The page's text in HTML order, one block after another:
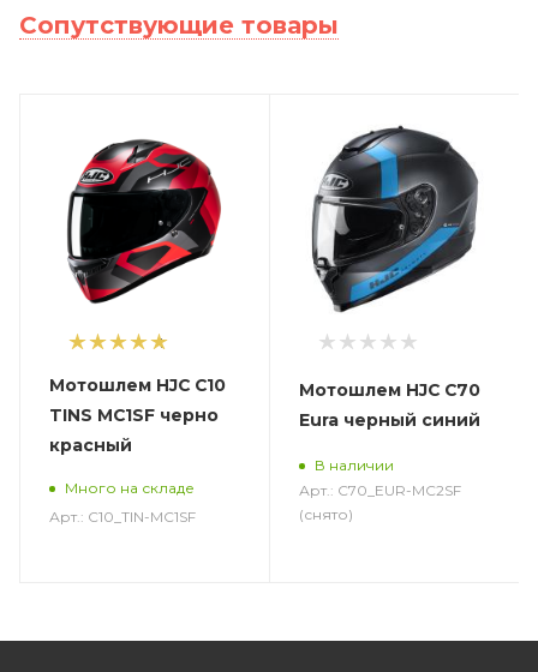
Сопутствующие товары
1
Мотошлем HJC C10
TINS MC1SF черно
красный
Много на складе
Арт.: C10_TIN-MC1SF
Мотошлем HJC C70
Eura черный синий
В наличии
Арт.: C70_EUR-MC2SF
(снято)